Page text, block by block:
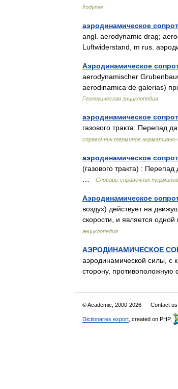
žodynas
аэродинамическое
angl. aerodynamic drag;
Luftwiderstand, m rus.
Аэродинамическое
aerodynamischer
aerodinamica de galerias)
Геологическая энциклопедия
аэродинамическое
газового тракта: Перепад
справочник терминов
аэродинамическое
(газового тракта) :
Словарь-справочник
Аэродинамическое
воздух) действует на
скорости, и является
энциклопедия
АЭРОДИНАМИЧЕСКОЕ
аэродинамической силы, с
сторону, противоположную
© Academic, 2000-2026 Contact us:
Dictionaries export , created on PHP,